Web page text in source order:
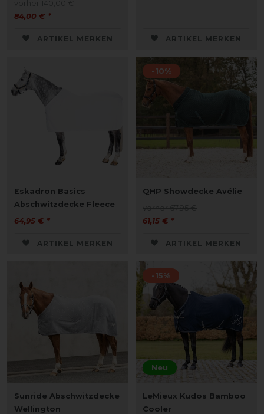
84,00 € *
ARTIKEL MERKEN ARTIKEL MERKEN
Eskadron Basics
Abschwitzdecke Fleece
64,95 € *
ARTIKEL MERKEN
-10%
QHP Showdecke Avélie
61,15 € *
ARTIKEL MERKEN
Sunride Abschwitzdecke
Wellington
Neu
-15%
LeMieux Kudos Bamboo
Cooler